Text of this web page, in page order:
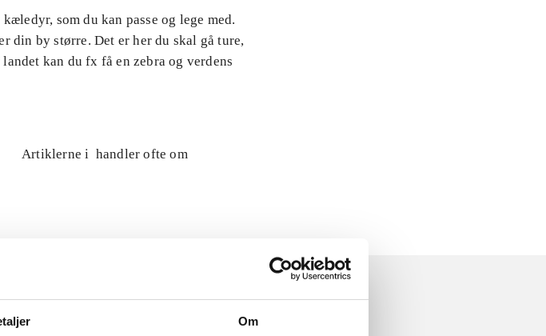
Om
som du kan passe og lege med.
din by større. Det er her du skal gå ture,
kan du fx få en zebra og verdens
Artiklerne i handler ofte om